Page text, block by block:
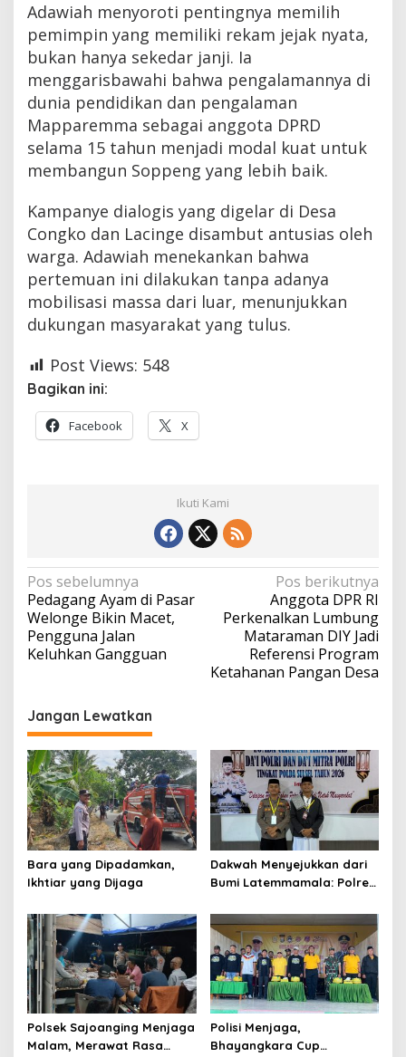
Adawiah menyoroti pentingnya memilih
pemimpin yang memiliki rekam jejak nyata,
bukan hanya sekedar janji. Ia
menggarisbawahi bahwa pengalamannya di
dunia pendidikan dan pengalaman
Mapparemma sebagai anggota DPRD
selama 15 tahun menjadi modal kuat untuk
membangun Soppeng yang lebih baik.
Kampanye dialogis yang digelar di Desa
Congko dan Lacinge disambut antusias oleh
warga. Adawiah menekankan bahwa
pertemuan ini dilakukan tanpa adanya
mobilisasi massa dari luar, menunjukkan
dukungan masyarakat yang tulus.
Post Views: 548
Bagikan ini:
Facebook X
Ikuti Kami
Navigasi
pos
Pos sebelumnya
Pedagang Ayam di Pasar
Welonge Bikin Macet,
Pengguna Jalan
Keluhkan Gangguan
Pos berikutnya
Anggota DPR RI
Perkenalkan Lumbung
Mataraman DIY Jadi
Referensi Program
Ketahanan Pangan Desa
Jangan Lewatkan
Bara yang Dipadamkan,
Ikhtiar yang Dijaga
Dakwah Menyejukkan dari
Bumi Latemmamala: Polres
Kamtibmas di Lomba Dai
Polda Sulsel
Polsek Sajoanging Menjaga
Malam, Merawat Rasa
Polisi Menjaga,
Bhayangkara Cup